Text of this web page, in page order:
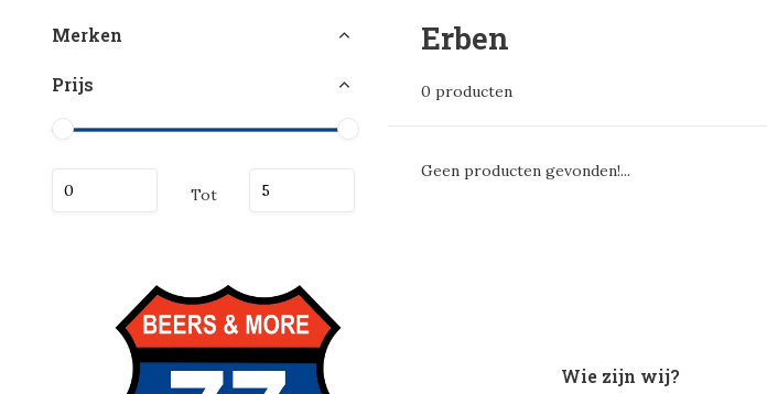
Merken
Prijs
Tot
Erben
0 producten
Geen producten gevonden!...
Wie zijn wij?